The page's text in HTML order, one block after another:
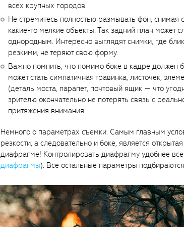
всех крупных городов.
Не стремитесь полностью размывать фон, снимая
какие-то мелкие объекты. Так задний план может
однородным. Интересно выглядят снимки, где
резкими, не теряют свою форму.
Важно помнить, что помимо боке в кадре должен
может стать симпатичная травинка, листочек,
(деталь моста, парапет, почтовый ящик — что
зрителю окончательно не потерять связь с
притяжения внимания.
Немного о параметрах съемки. Самым главным
резкости, а следовательно и боке, является
диафрагме! Контролировать диафрагму удобнее
диафрагмы). Все остальные параметры